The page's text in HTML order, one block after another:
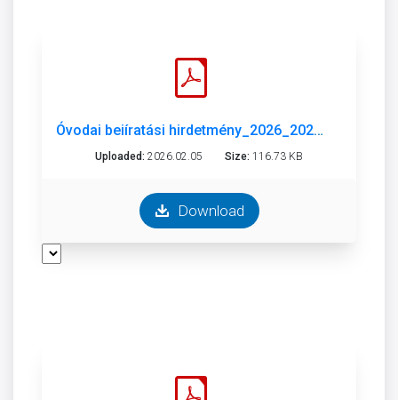
Óvodai beiíratási hirdetmény_2026_2027.pdf
Uploaded: 2026.02.05 Size: 116.73 KB
Download